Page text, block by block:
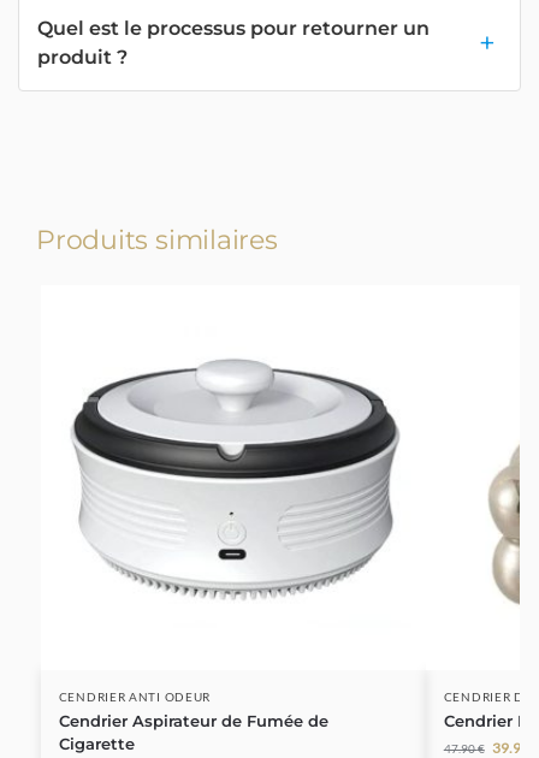
Quel est le processus pour retourner un
produit ?
Produits similaires
CENDRIER ANTI ODEUR
Cendrier Aspirateur de Fumée de
Cigarette
CENDRIER
Cendrier
47.90€ 39.90